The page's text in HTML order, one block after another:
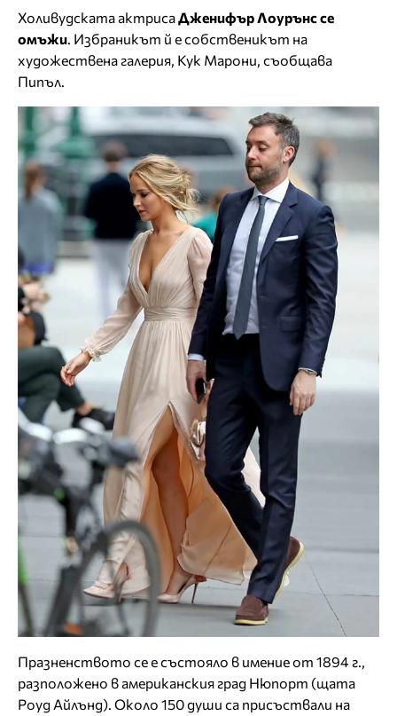
Холивудската актрисаДженифър Лоурънс се
омъжи . Избраникът й е собственикът на
художествена галерия, Кук Марони, съобщава
Пипъл.
Празненството се е състояло в имение от 1894 г.,
разположено в американския град Нюпорт (щата
Роуд Айлънд). Около 150 души са присъствали на